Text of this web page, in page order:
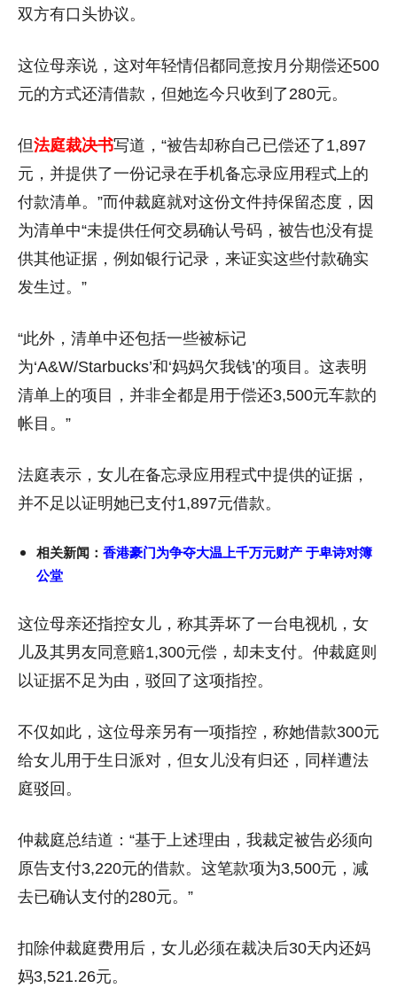
双方有口头协议。
这位母亲说，这对年轻情侣都同意按月分期偿还500
元的方式还清借款，但她迄今只收到了280元。
但法庭裁决书写道，“被告却称自己已偿还了1,897
元，并提供了一份记录在手机备忘录应用程式上的
付款清单。”而仲裁庭就对这份文件持保留态度，因
为清单中“未提供任何交易确认号码，被告也没有提
供其他证据，例如银行记录，来证实这些付款确实
发生过。”
“此外，清单中还包括一些被标记
为‘A&W/Starbucks’和‘妈妈欠我钱’的项目。这表明
清单上的项目，并非全都是用于偿还3,500元车款的
帐目。”
法庭表示，女儿在备忘录应用程式中提供的证据，
并不足以证明她已支付1,897元借款。
相关新闻： 香港豪门为争夺大温上千万元财产 于卑诗对簿
公堂
这位母亲还指控女儿，称其弄坏了一台电视机，女
儿及其男友同意赔1,300元偿，却未支付。仲裁庭则
以证据不足为由，驳回了这项指控。
不仅如此，这位母亲另有一项指控，称她借款300元
给女儿用于生日派对，但女儿没有归还，同样遭法
庭驳回。
仲裁庭总结道：“基于上述理由，我裁定被告必须向
原告支付3,220元的借款。这笔款项为3,500元，减
去已确认支付的280元。”
扣除仲裁庭费用后，女儿必须在裁决后30天内还妈
妈3,521.26元。